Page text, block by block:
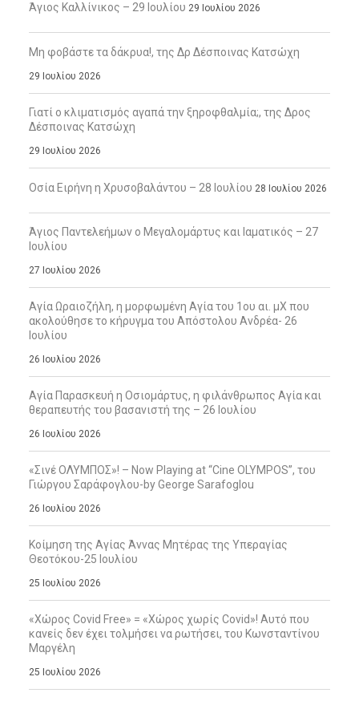
Άγιος Καλλίνικος – 29 Ιουλίου 29 Ιουλίου 2026
Μη φοβάστε τα δάκρυα!, της Δρ Δέσποινας Κατσώχη
29 Ιουλίου 2026
Γιατί ο κλιματισμός αγαπά την ξηροφθαλμία;, της Δρος
Δέσποινας Κατσώχη
29 Ιουλίου 2026
Οσία Ειρήνη η Χρυσοβαλάντου – 28 Ιουλίου 28 Ιουλίου 2026
Άγιος Παντελεήμων ο Μεγαλομάρτυς και Ιαματικός – 27
Ιουλίου
27 Ιουλίου 2026
Αγία Ωραιοζήλη, η μορφωμένη Αγία του 1ου αι. μΧ που
ακολούθησε το κήρυγμα του Απόστολου Ανδρέα- 26
Ιουλίου
26 Ιουλίου 2026
Αγία Παρασκευή η Οσιομάρτυς, η φιλάνθρωπος Αγία και
θεραπευτής του βασανιστή της – 26 Ιουλίου
26 Ιουλίου 2026
«Σινέ ΟΛΥΜΠΟΣ»! – Now Playing at “Cine OLYMPOS”, του
Γιώργου Σαράφογλου-by George Sarafoglou
26 Ιουλίου 2026
Κοίμηση της Αγίας Άννας Μητέρας της Υπεραγίας
Θεοτόκου-25 Ιουλίου
25 Ιουλίου 2026
«Χώρος Covid Free» = «Χώρος χωρίς Covid»! Αυτό που
κανείς δεν έχει τολμήσει να ρωτήσει, του Κωνσταντίνου
Μαργέλη
25 Ιουλίου 2026